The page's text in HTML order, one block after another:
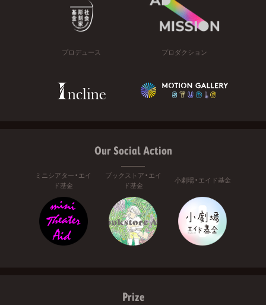
プロデュース プロダクション
Our Social Action
ミニシアター・エイ
ド基金
ブックストア・エイ
ド基金
小劇場・エイド基金
Prize